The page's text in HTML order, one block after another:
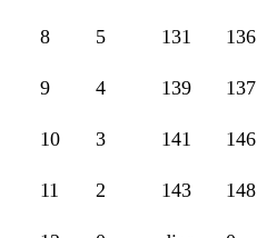
8 5 131
136
9 4 139
137
10 3 141
146
11 2 143
148